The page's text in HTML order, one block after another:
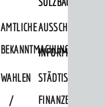
AMTLICHE
BEKANNTMACHUNGEN
WAHLEN
/
STÄDTISCHE
FINANZEN